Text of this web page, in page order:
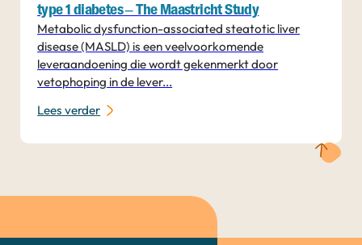
type 1 diabetes – The Maastricht Study
Metabolic dysfunction-associated steatotic liver
disease (MASLD) is een veelvoorkomende
leveraandoening die wordt gekenmerkt door
vetophoping in de lever...
Lees verder